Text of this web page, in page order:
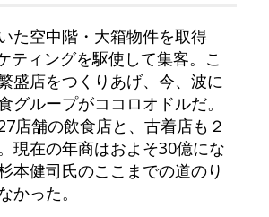
た空中階・大箱物件を取得
ティングを駆使して集客。こ
盛店をつくりあげ、今、波に
グループがココロオドルだ。
店舗の飲食店と、古着店も２
現在の年商はおよそ30億にな
本健司氏のここまでの道のり
かった。